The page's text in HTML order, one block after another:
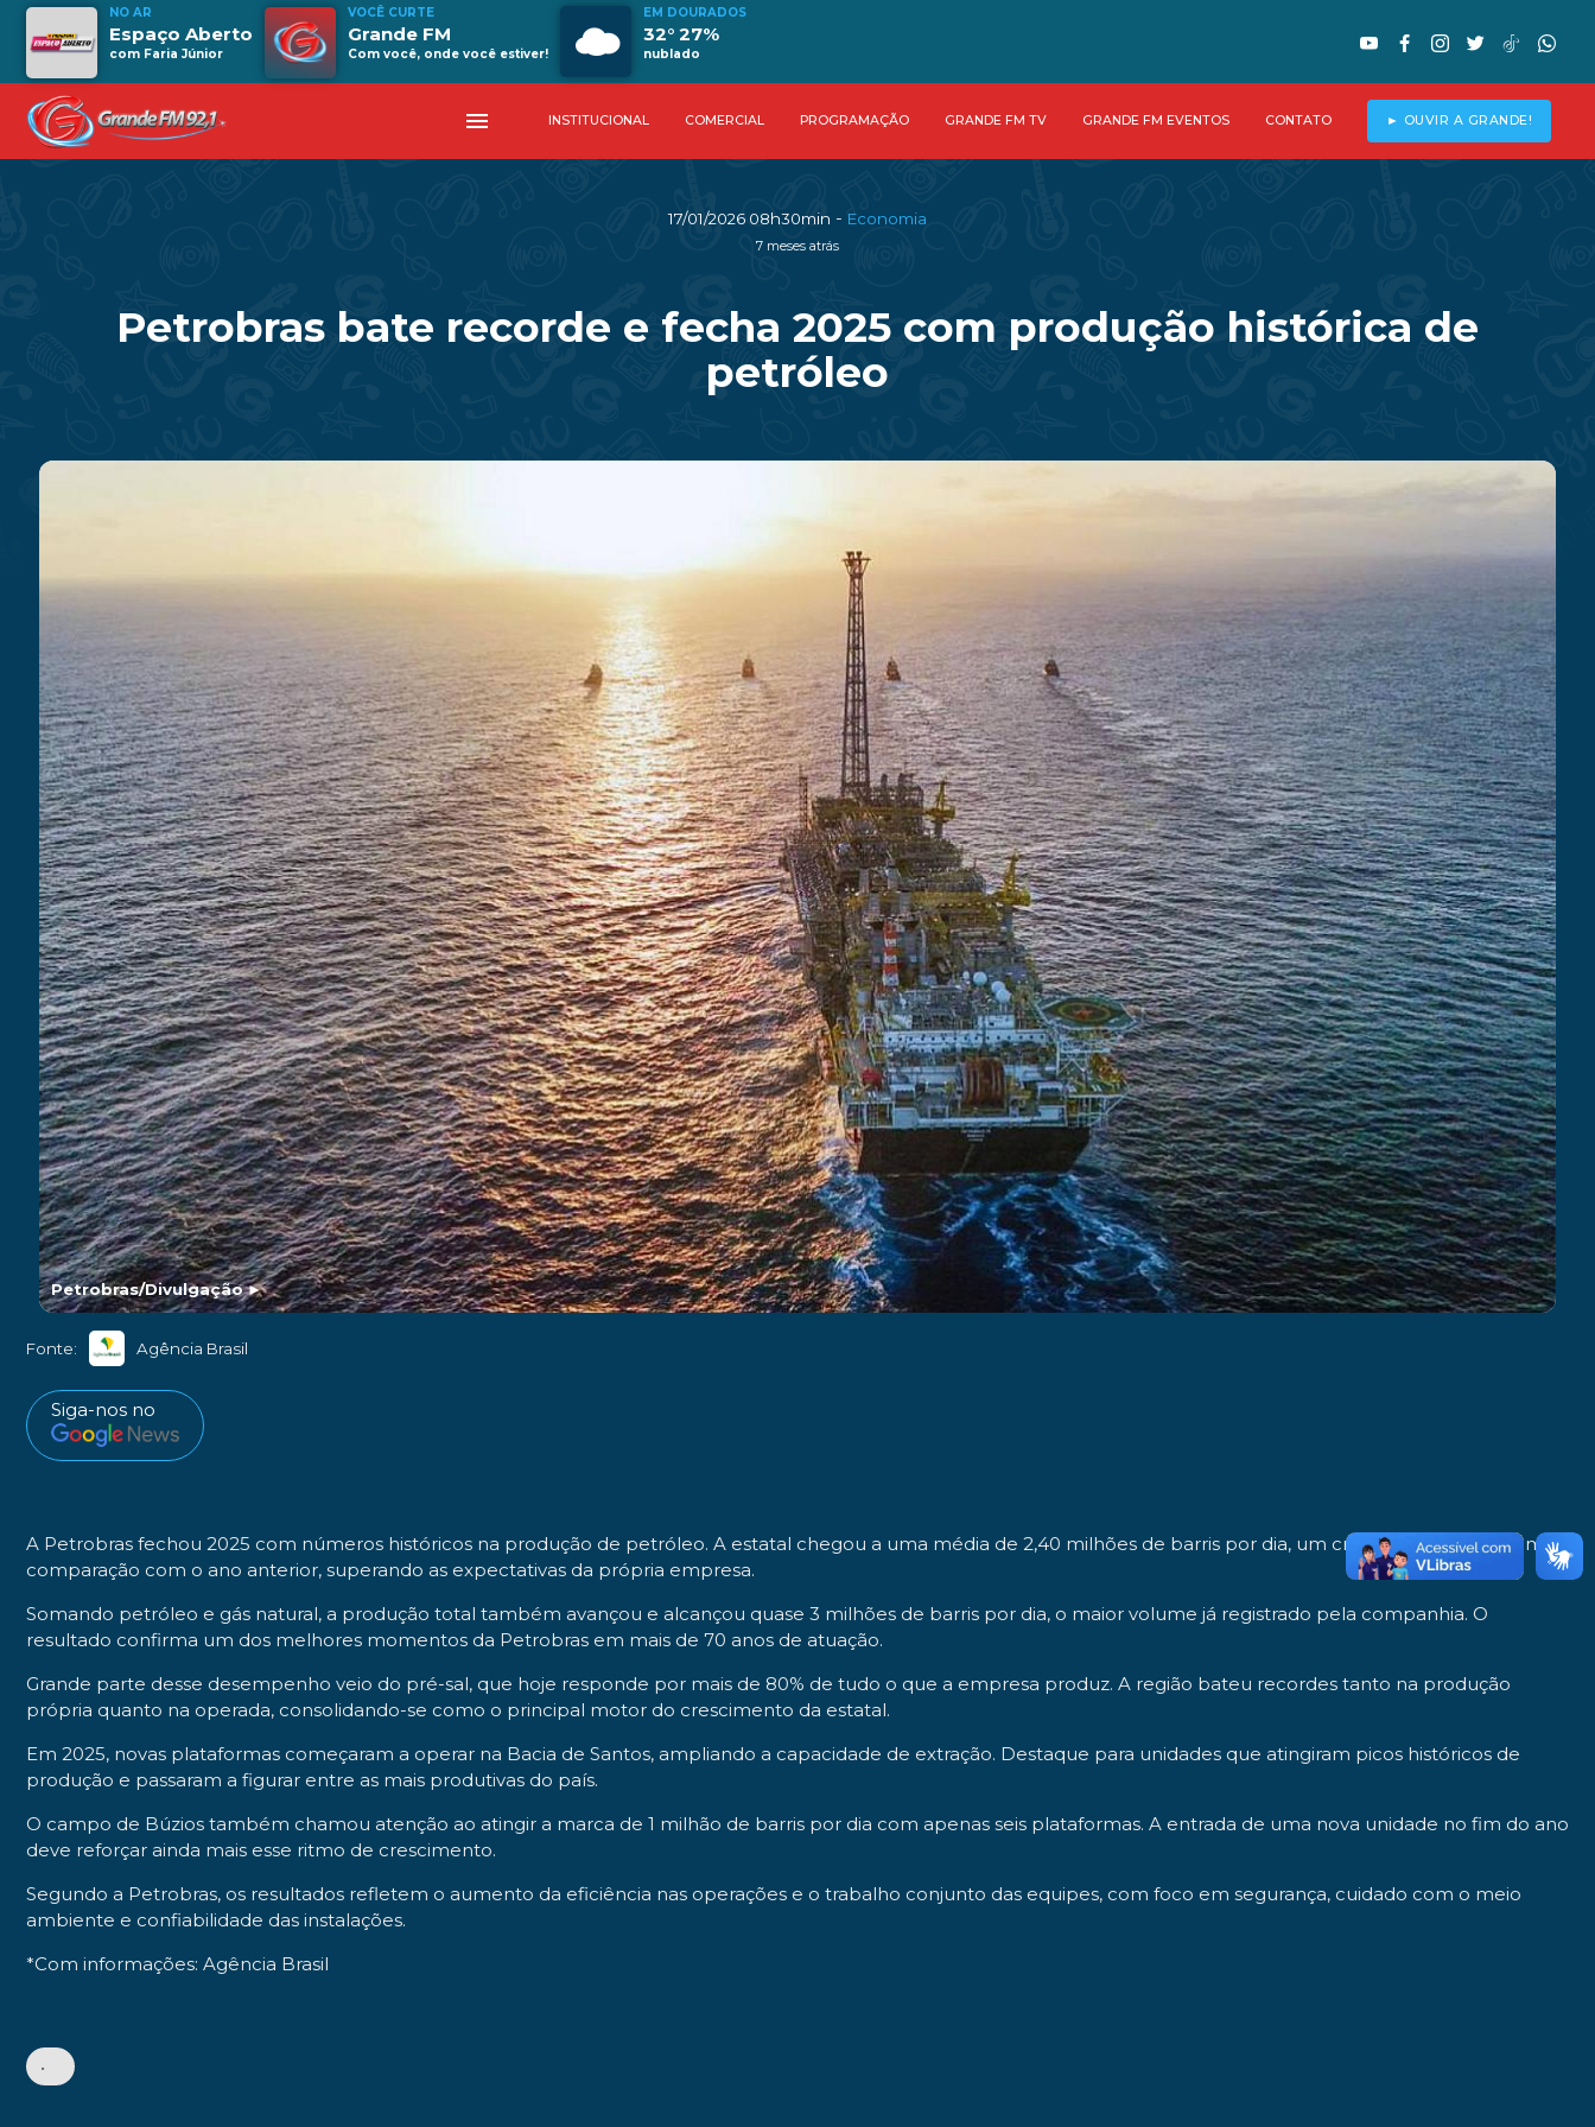
NO AR
Espaço Aberto
com Faria Júnior
VOCÊ CURTE
Grande FM
Com você, onde você estiver!
EM DOURADOS
32° 27%
nublado
menu INSTITUCIONAL COMERCIAL PROGRAMAÇÃO GRANDE FM TV GRANDE FM EVENTOS CONTATO ► OUVIR A GRANDE!
17/01/2026 08h30min - Economia
7 meses atrás
Petrobras bate recorde e fecha 2025 com produção histórica de
petróleo
Petrobras/Divulgação►
Fonte: Agência Brasil
Siga-nos no
A Petrobras fechou 2025 com números históricos na produção de petróleo. A estatal chegou a uma média de 2,40 milhões de barris por dia, um crescimento de 11% em
comparação com o ano anterior, superando as expectativas da própria empresa.
Somando petróleo e gás natural, a produção total também avançou e alcançou quase 3 milhões de barris por dia, o maior volume já registrado pela companhia. O
resultado confirma um dos melhores momentos da Petrobras em mais de 70 anos de atuação.
Grande parte desse desempenho veio do pré-sal, que hoje responde por mais de 80% de tudo o que a empresa produz. A região bateu recordes tanto na produção
própria quanto na operada, consolidando-se como o principal motor do crescimento da estatal.
Em 2025, novas plataformas começaram a operar na Bacia de Santos, ampliando a capacidade de extração. Destaque para unidades que atingiram picos históricos de
produção e passaram a figurar entre as mais produtivas do país.
O campo de Búzios também chamou atenção ao atingir a marca de 1 milhão de barris por dia com apenas seis plataformas. A entrada de uma nova unidade no fim do ano
deve reforçar ainda mais esse ritmo de crescimento.
Segundo a Petrobras, os resultados refletem o aumento da eficiência nas operações e o trabalho conjunto das equipes, com foco em segurança, cuidado com o meio
ambiente e confiabilidade das instalações.
*Com informações: Agência Brasil
•